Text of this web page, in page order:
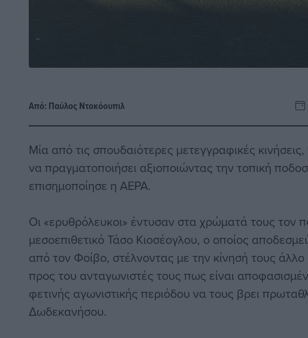
Από: Παύλος Nτοκόουπιλ
Μία από τις σπουδαιότερες μετεγγραφικές
να πραγματοποιήσει αξιοποιώντας την τοπική
επισημοποίησε η ΑΕΡΑ.
Οι «ερυθρόλευκοι» έντυσαν στα χρώματά τους τον
μεσοεπιθετικό Τάσο Κιοσέογλου, ο οποίος
από τον Φοίβο, στέλνοντας με την κίνησή τους
προς του ανταγωνιστές τους πως είναι
φετινής αγωνιστικής περιόδου να τους βρει
Δωδεκανήσου.